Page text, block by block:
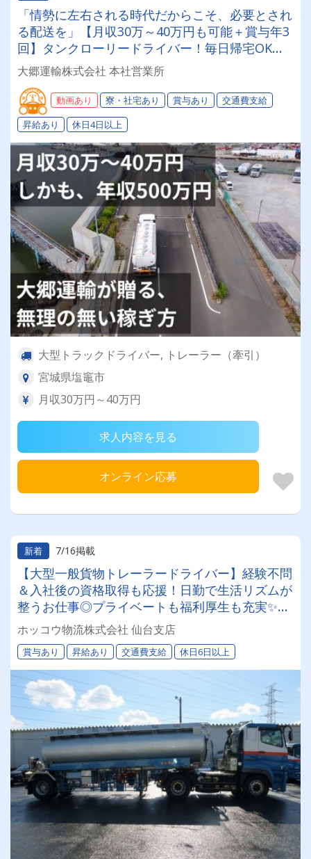
「情勢に左右される時代だからこそ、必要とされ
る配送を」【月収30万～40万円も可能＋賞与年3
回】タンクローリードライバー！毎日帰宅OK◎
家族手当・医療保険など福利厚生も充実！
大郷運輸株式会社 本社営業所
動画あり 寮・社宅あり 賞与あり
交通費支給
昇給あり
休日4日以上
大型トラックドライバー, トレーラー（牽引）
宮城県塩竈市
月収30万円～40万円
求人内容を見る
オンライン応募
新着 7/16掲載
【大型一般貨物トレーラードライバー】経験不問
＆入社後の資格取得も応援！日勤で生活リズムが
整うお仕事◎プライベートも福利厚生も充実✨経
験者も、もちろんしっかり評価します！
ホッコウ物流株式会社 仙台支店
賞与あり 昇給あり 交通費支給 休日6日以上